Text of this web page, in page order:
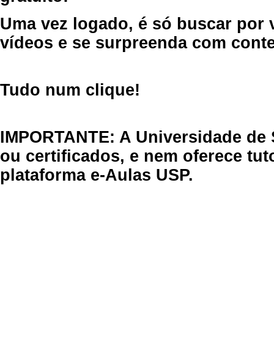
Uma vez logado, é só buscar por
vídeos e se surpreenda com
Tudo num clique!
IMPORTANTE: A Universidade
ou certificados, e nem oferece
plataforma e-Aulas USP.